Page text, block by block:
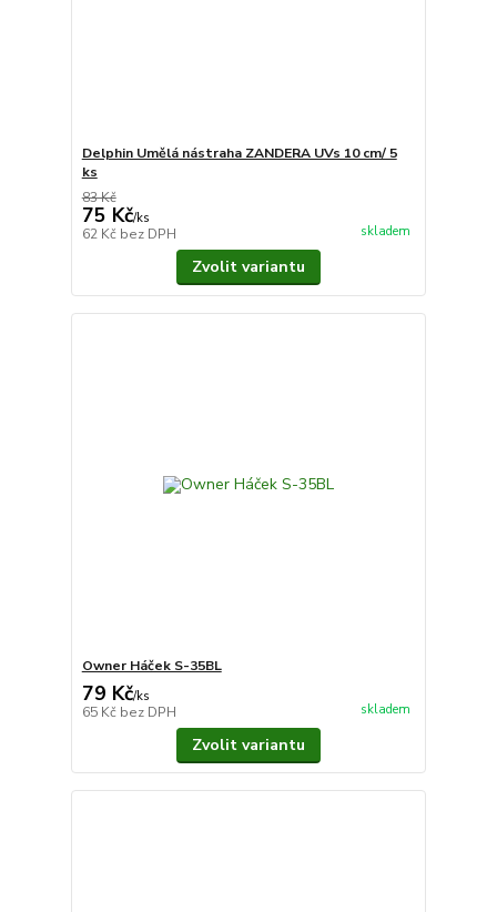
Delphin Umělá nástraha ZANDERA UVs 10 cm/ 5
ks
83 Kč
75 Kč/ks
62 Kč bez DPH skladem
Zvolit variantu
Owner Háček S-35BL
79 Kč/ks
65 Kč bez DPH skladem
Zvolit variantu